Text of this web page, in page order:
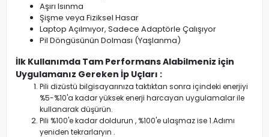
Aşırı Isınma
Şişme veya Fiziksel Hasar
Laptop Açılmıyor, Sadece Adaptörle Çalışıyor
Pil Döngüsünün Dolması (Yaşlanma)
İlk Kullanımda Tam Performans Alabilmeniz için
Uygulamanız Gereken İp Uçları :
Pili dizüstü bilgisayarınıza taktıktan sonra içindeki enerjiyi
%5-%10'a kadar yüksek enerji harcayan uygulamalar ile
kullanarak düşürün.
Pili %100'e kadar doldurun , %100'e ulaşmaz ise 1.Adımı
yeniden tekrarlaryın .